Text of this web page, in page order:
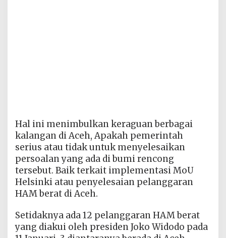
Hal ini menimbulkan keraguan berbagai
kalangan di Aceh, Apakah pemerintah
serius atau tidak untuk menyelesaikan
persoalan yang ada di bumi rencong
tersebut. Baik terkait implementasi MoU
Helsinki atau penyelesaian pelanggaran
HAM berat di Aceh.
Setidaknya ada 12 pelanggaran HAM berat
yang diakui oleh presiden Joko Widodo pada